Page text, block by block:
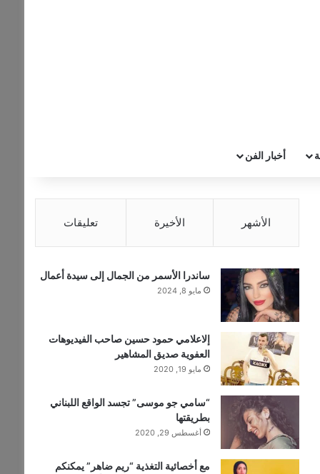
أخبار الفن
الأشهر الأخيرة تعليقات
ساندرا الأسمر من الجمال إلى سيدة أعمال
مايو 8, 2024
إلاعلامي حمود حسين صاحب الفيديوهات
العفوية صديق المشاهير
مايو 19, 2020
“سامي جو موسى” تجسد الواقع اللبناني
بطريقتها
أغسطس 29, 2020
مع أخصائية التغذية “ريم ضاهر” يمكنكم